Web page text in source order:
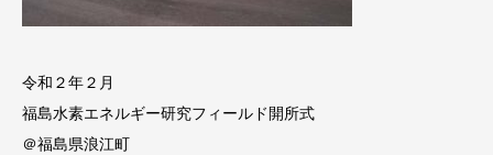
令和２年２月
福島水素エネルギー研究フィールド開所式
＠福島県浪江町